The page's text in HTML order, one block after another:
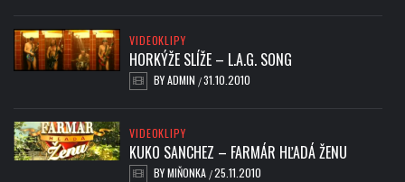
VIDEOKLIPY
HORKÝŽE SLÍŽE – L.A.G. SONG
BYADMIN /31.10.2010
VIDEOKLIPY
KUKO SANCHEZ – FARMÁR HĽADÁ ŽENU
BYMIŇONKA /25.11.2010